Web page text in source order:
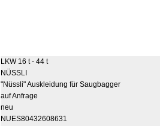
LKW 16 t - 44 t
NÜSSLI
"Nüssli" Auskleidung für Saugbagger
auf Anfrage
neu
NUES80432608631